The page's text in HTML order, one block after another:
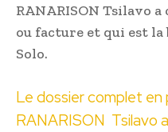
RANARISON Tsilavo
ou facture et qui est
Solo.
Le dossier complet
RANARISON Tsilavo